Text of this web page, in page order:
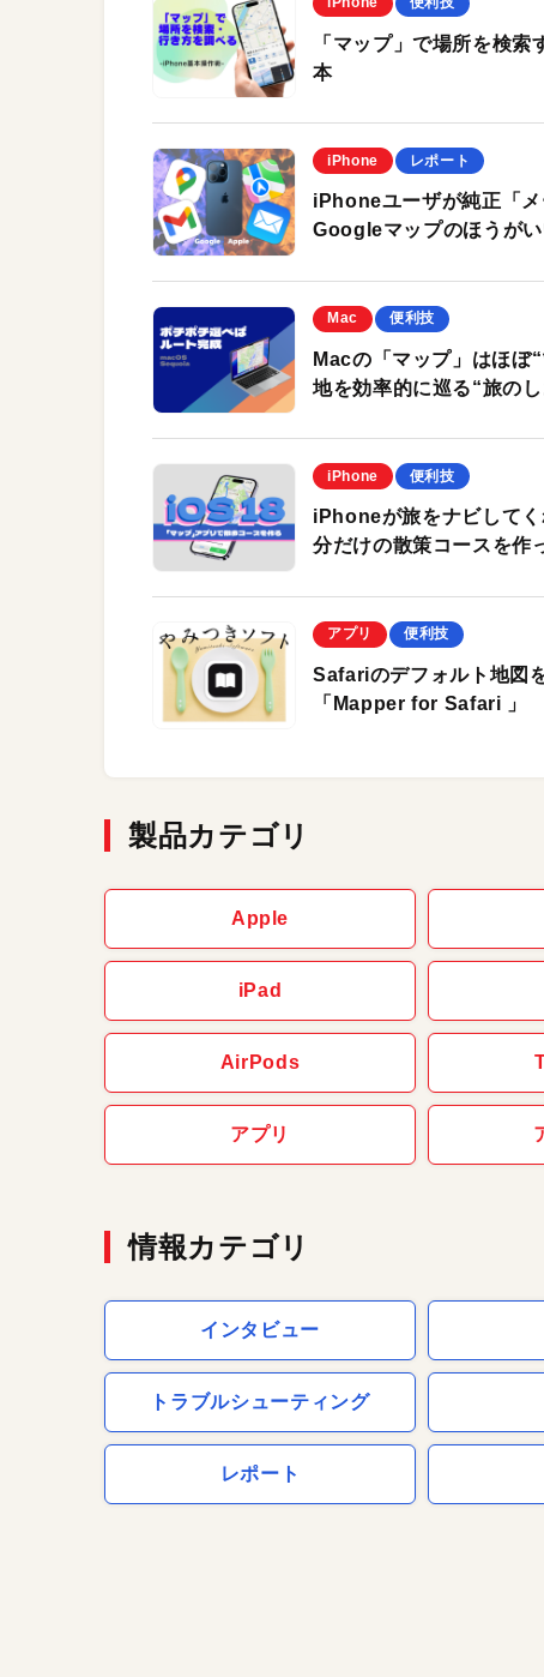
「マップ」で場所を検
本
iPhone レポート
iPhoneユーザが純正「
Googleマップのほうが
Mac 便利技
Macの「マップ」はほぼ
地を効率的に巡る“旅の
iPhone 便利技
iPhoneが旅をナビして
分だけの散策コースを作
アプリ 便利技
Safariのデフォルト地図
「Mapper for Safari 」
製品カテゴリ
Apple
iPad
AirPods
アプリ
情報カテゴリ
インタビュー
トラブルシューティング
レポート